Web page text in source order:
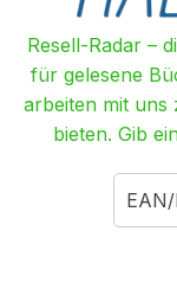
Resell-Radar –
für gelesene
arbeiten mit uns
bieten. Gib